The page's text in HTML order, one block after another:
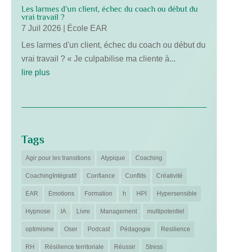
Les larmes d’un client, échec du coach ou début du
vrai travail ?
7 Juil 2026
École EAR
Les larmes d'un client, échec du coach ou début du
vrai travail ? « Je culpabilise ma cliente à...
lire plus
Tags
Agir pour les transitions Atypique Coaching
CoachingIntégratif Confiance Conflits Créativité
EAR Emotions Formation h HPI Hypersensible
Hypnose IA Livre Management multipotentiel
optimisme Oser Podcast Pédagogie Resilience
RH Résilience territoriale Réussir Stress